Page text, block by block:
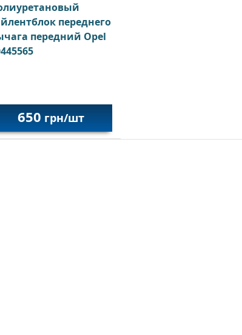
переднего
передний Opel
650 грн/шт